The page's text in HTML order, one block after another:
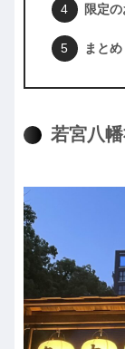
限定
まと
若宮八